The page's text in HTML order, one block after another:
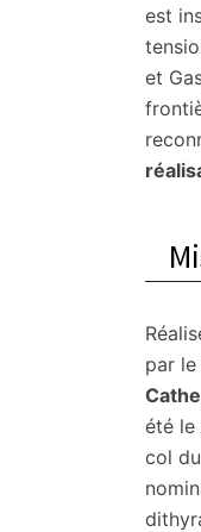
est
et
par le
été le
col